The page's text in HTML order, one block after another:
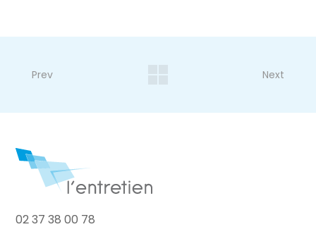
Prev Next
02 37 38 00 78